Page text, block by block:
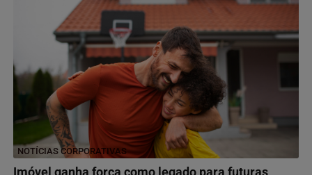
NOTÍCIAS CORPORATIVAS